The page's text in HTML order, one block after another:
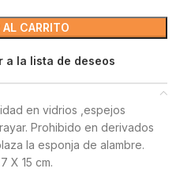
AL CARRITO
a la lista de deseos
en vidrios ,espejos
Prohibido en derivados
la esponja de alambre.
X 15 cm.